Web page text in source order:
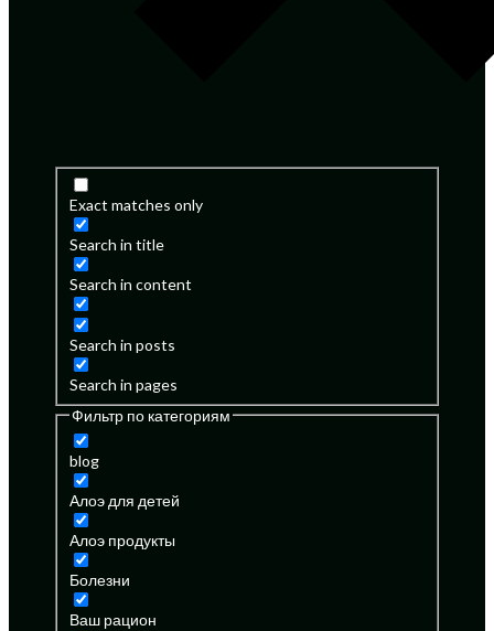
Exact matches only
Search in title
Search in content
Search in posts
Search in pages
Фильтр по категориям
blog
Алоэ для детей
Алоэ продукты
Болезни
Ваш рацион